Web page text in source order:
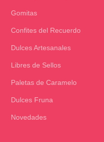
Gomitas
Confites del Recuerdo
Dulces Artesanales
Libres de Sellos
Paletas de Caramelo
Dulces Fruna
Novedades